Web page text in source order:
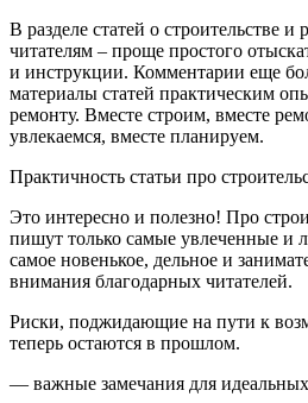
В разделе статей о строительстве
читателям – проще простого
и инструкции. Комментарии еще
материалы статей практическим
ремонту. Вместе строим, вместе
увлекаемся, вместе планируем.
Практичность статьи про
Это интересно и полезно! Про
пишут только самые увлеченные и
самое новенькое, дельное и
внимания благодарных читателей.
Риски, поджидающие на пути к
теперь остаются в прошлом.
— важные замечания для